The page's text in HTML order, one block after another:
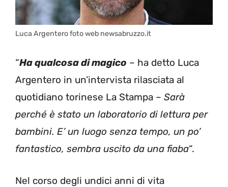
Luca Argentero foto web newsabruzzo.it
“Ha qualcosa di magico – ha detto Luca
Argentero in un’intervista rilasciata al
quotidiano torinese La Stampa – Sarà
perché è stato un laboratorio di lettura per
bambini. E’ un luogo senza tempo, un po’
fantastico, sembra uscito da una fiaba“.
Nel corso degli undici anni di vita